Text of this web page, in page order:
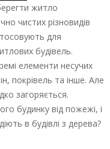
житло
чистих різновидів
для
будівель.
елементи несучих
покрівель та інше. Але
загоряється.
будинку від пожежі, і
в будівлі з дерева?